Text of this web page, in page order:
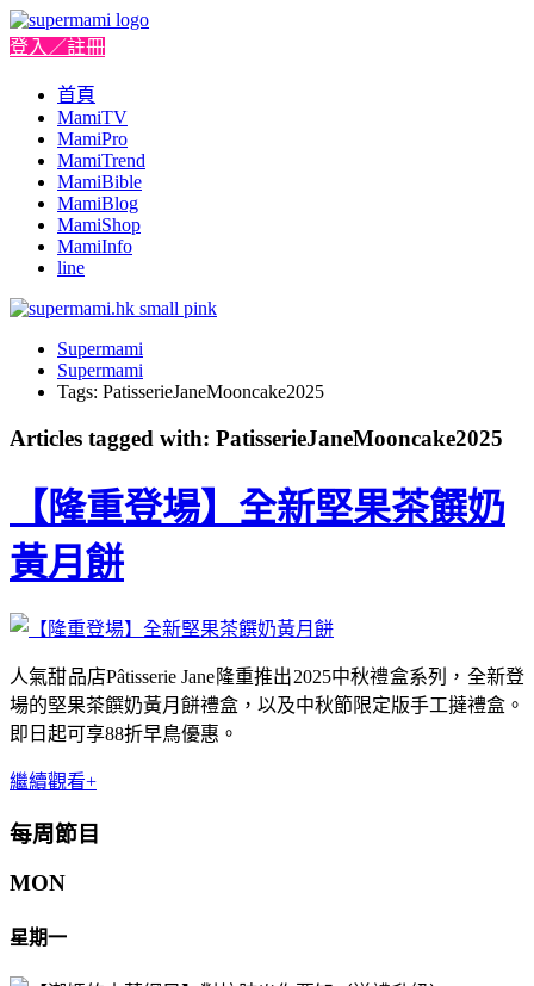
登入／註冊
首頁
MamiTV
MamiPro
MamiTrend
MamiBible
MamiBlog
MamiShop
MamiInfo
line
Supermami
Supermami
Tags: PatisserieJaneMooncake2025
Articles tagged with: PatisserieJaneMooncake2025
【隆重登場】全新堅果茶饌奶
黃月餅
人氣甜品店Pâtisserie Jane隆重推出2025中秋禮盒系列，全新登
場的堅果茶饌奶黃月餅禮盒，以及中秋節限定版手工撻禮盒。
即日起可享88折早鳥優惠。
繼續觀看+
每周節目
MON
星期一